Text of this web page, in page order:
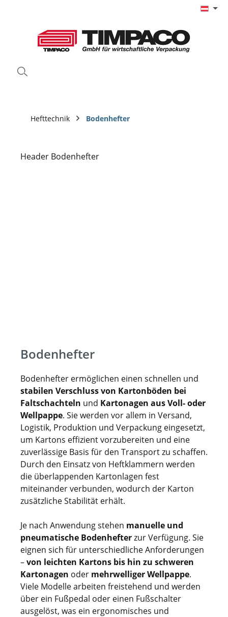
Hefttechnik Bodenhefter
Bodenhefter
Bodenhefter ermöglichen einen schnellen und
stabilen Verschluss von Kartonböden bei
Faltschachteln und Kartonagen aus Voll- oder
Wellpappe. Sie werden vor allem in Versand,
Logistik, Produktion und Verpackung eingesetzt,
um Kartons effizient vorzubereiten und eine
zuverlässige Basis für den Transport zu schaffen.
Durch den Einsatz von Heftklammern werden
die überlappenden Kartonlagen fest
miteinander verbunden, wodurch der Karton
zusätzliche Stabilität erhält.
Je nach Anwendung stehen manuelle und
pneumatische Bodenhefterzur Verfügung. Sie
eignen sich für unterschiedliche Anforderungen
–von leichten Kartons bis hin zu schweren
Kartonagen oder mehrwelliger Wellpappe.
Viele Modelle arbeiten freistehend und werden
über ein Fußpedal oder einen Fußschalter
ausgelöst, was ein ergonomisches und